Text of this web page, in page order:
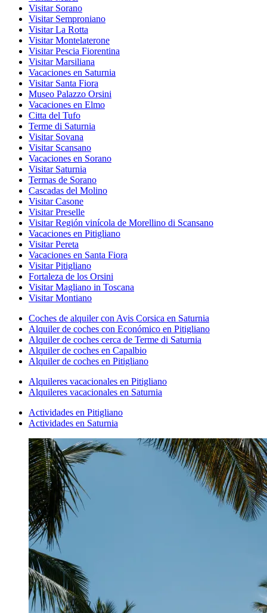
Visitar Sorano
Visitar Semproniano
Visitar La Rotta
Visitar Montelaterone
Visitar Pescia Fiorentina
Visitar Marsiliana
Vacaciones en Saturnia
Visitar Santa Fiora
Museo Palazzo Orsini
Vacaciones en Elmo
Citta del Tufo
Terme di Saturnia
Visitar Sovana
Visitar Scansano
Vacaciones en Sorano
Visitar Saturnia
Termas de Sorano
Cascadas del Molino
Visitar Casone
Visitar Preselle
Visitar Región vinícola de Morellino di Scansano
Vacaciones en Pitigliano
Visitar Pereta
Vacaciones en Santa Fiora
Visitar Pitigliano
Fortaleza de los Orsini
Visitar Magliano in Toscana
Visitar Montiano
Coches de alquiler con Avis Corsica en Saturnia
Alquiler de coches con Económico en Pitigliano
Alquiler de coches cerca de Terme di Saturnia
Alquiler de coches en Capalbio
Alquiler de coches en Pitigliano
Alquileres vacacionales en Pitigliano
Alquileres vacacionales en Saturnia
Actividades en Pitigliano
Actividades en Saturnia